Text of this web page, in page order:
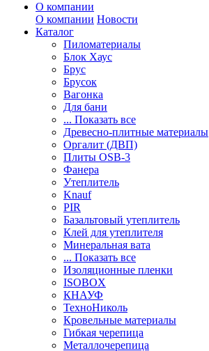
О компании
О компании Новости
Каталог
Пиломатериалы
Блок Хаус
Брус
Брусок
Вагонка
Для бани
... Показать все
Древесно-плитные материалы
Оргалит (ДВП)
Плиты OSB-3
Фанера
Утеплитель
Knauf
PIR
Базальтовый утеплитель
Клей для утеплителя
Минеральная вата
... Показать все
Изоляционные пленки
ISOBOX
КНАУФ
ТехноНиколь
Кровельные материалы
Гибкая черепица
Металлочерепица